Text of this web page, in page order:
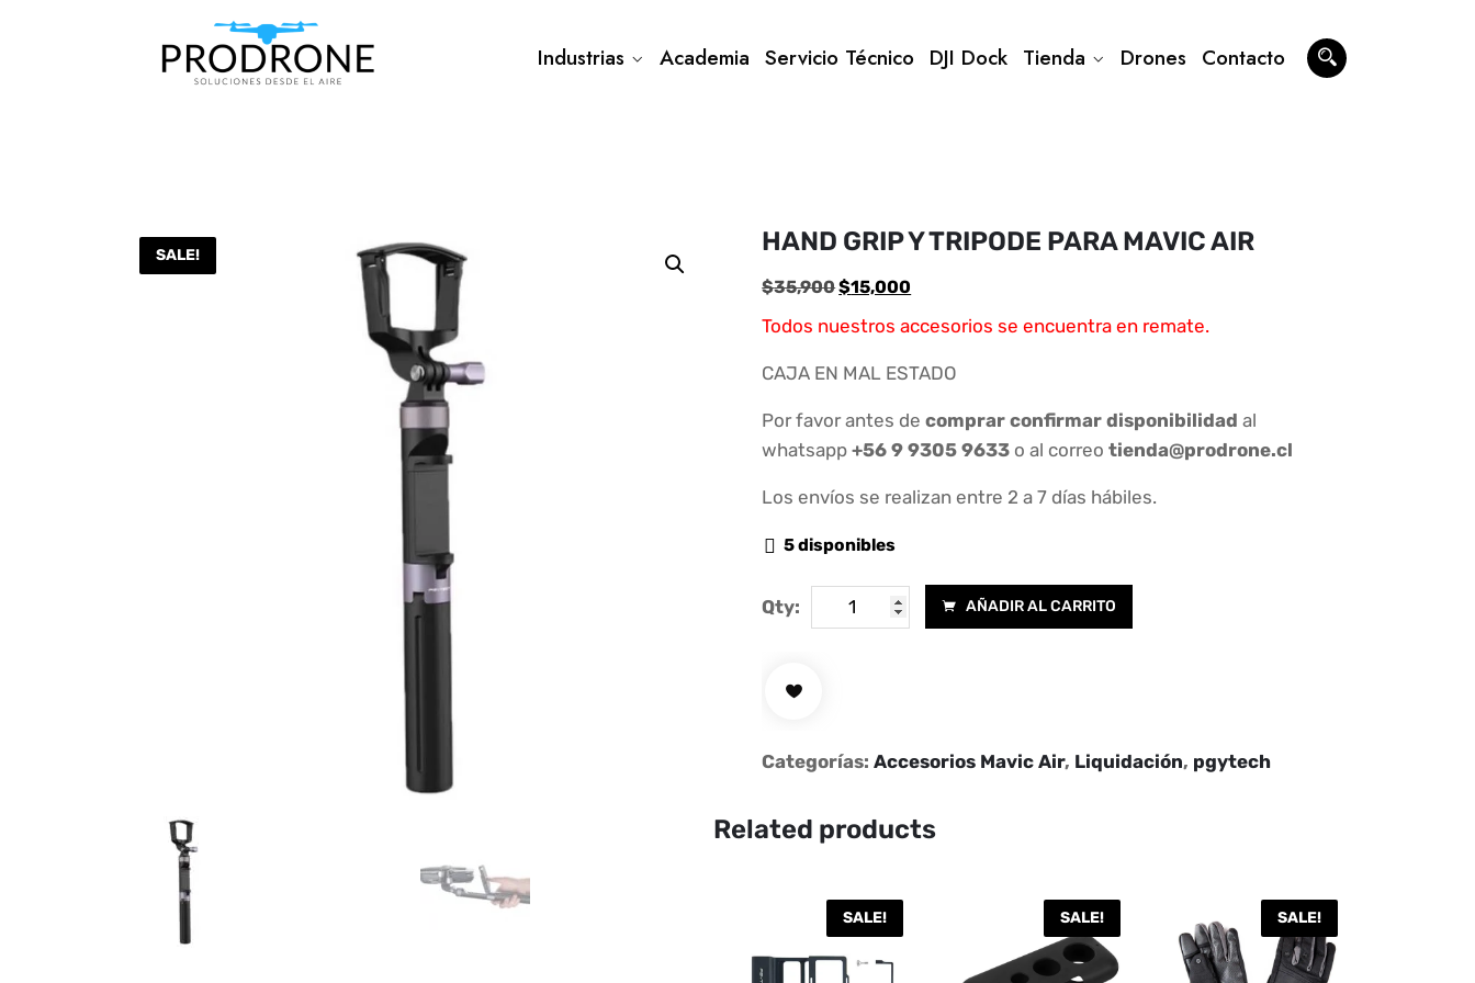
Industrias Academia Servicio Técnico DJI Dock Tienda Drones Contacto
SALE! HAND GRIP Y TRIPODE PARA MAVIC AIR
$35,900El
original
era:
$15,000
actual
es:
Todos nuestros accesorios se encuentra en remate.
CAJA EN MAL ESTADO
Por favor antes de comprar confirmar disponibilidad al
whatsapp+56 9 9305 9633 o al correotienda@prodrone.cl
Los envíos se realizan entre 2 a 7 días hábiles.
5 disponibles
Qty: HAND
GRIP
TRIPODE
AIR
AÑADIR AL CARRITO
Categorías:Accesorios Mavic Air, Liquidación, pgytech
Related products
SALE! SALE! SALE!